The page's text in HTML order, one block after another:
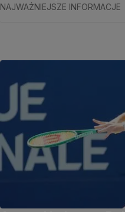
NAJWAŻNIEJSZE INFORMACJE